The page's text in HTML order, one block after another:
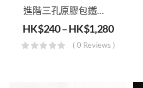
進階三孔原膠包鐵槓鈴重片(內徑51mm)
HK$240–HK$1,280
( 0 Reviews )